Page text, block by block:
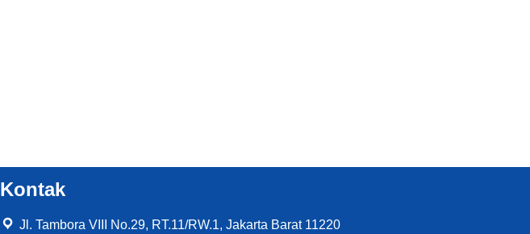
Kontak
Jl. Tambora VIII No.29, RT.11/RW.1, Jakarta Barat 11220